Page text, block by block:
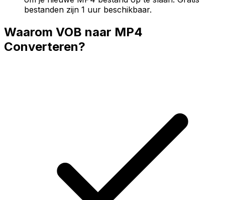
bestanden zijn 1 uur beschikbaar.
Waarom VOB naar MP4
Converteren?